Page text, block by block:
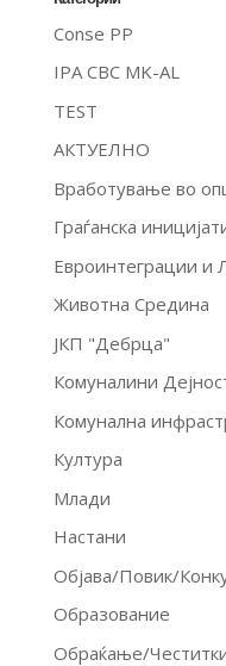
Conse PP
IPA CBC MK-AL
TEST
АКТУЕЛНО
Вработување во
Граѓанска
Евроинтеграции и
Животна Средина
ЈКП "Дебрца"
Комуналини
Комунална
Култура
Млади
Настани
Објава/Повик/
Образование
Обраќање/